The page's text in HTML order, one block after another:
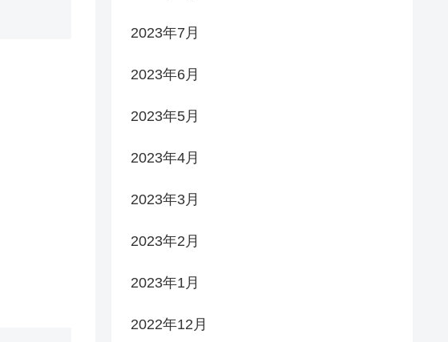
2023年7月
2023年6月
2023年5月
2023年4月
2023年3月
2023年2月
2023年1月
2022年12月